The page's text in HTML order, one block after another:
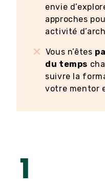
envie
approches
activité
Vous n’êtes
du temps
suivre la
votre mentor
1